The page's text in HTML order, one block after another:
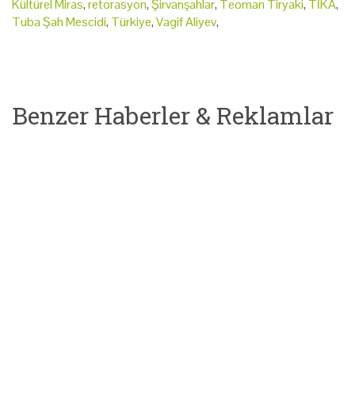
Kültürel Miras,retorasyon,Şirvanşahlar, Teoman Tiryaki, TİKA,
Tuba Şah Mescidi, Türkiye,Vagif Aliyev,
Benzer Haberler & Reklamlar